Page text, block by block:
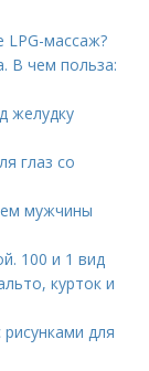
LPG-массаж?
В чем польза:
желудку
глаз со
мужчины
100 и 1 вид
курток и
для